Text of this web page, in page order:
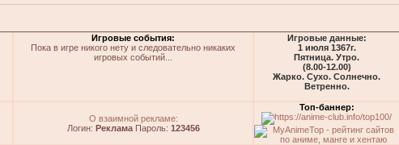
Игровые события:
Пока в игре никого нету и следовательно никаких
игровых событий...
Игровые данные:
1 июля 1367г.
Пятница. Утро.
(8.00-12.00)
Жарко. Сухо. Солнечно.
Ветренно.
О взаимной рекламе:
Логин: РекламаПароль: 123456
Топ-баннер: